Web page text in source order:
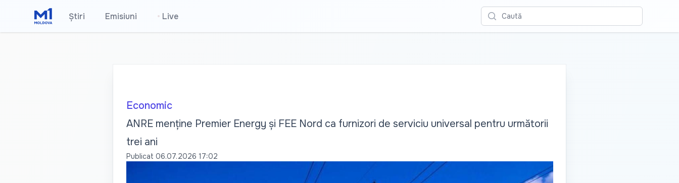
Știri Emisiuni • Live Caută
Economic
ANRE menține Premier Energy și FEE Nord ca furnizori de serviciu universal pentru următorii
trei ani
Publicat 06.07.2026 17:02